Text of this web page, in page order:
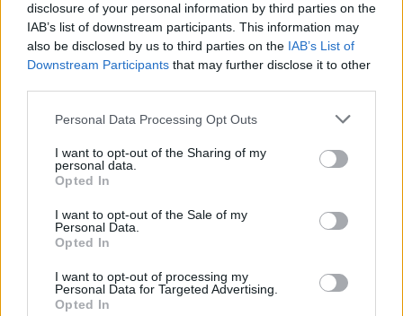
disclosure of your personal information by third parties on the
IAB’s list of downstream participants. This information may
also be disclosed by us to third parties on the IAB’s List of
Downstream Participants that may further disclose it to other
Personal Data Processing Opt Outs
I want to opt-out of the Sharing of my
personal data.
Opted In
I want to opt-out of the Sale of my
Personal Data.
Opted In
I want to opt-out of processing my
Personal Data for Targeted Advertising.
Opted In
menkiau. Anksčiau buvo siūloma tikrintis
bent kartą per metus, dabar – tik kas dvejus,
penkerius. Tai – valstybės nugaros atsukimas
prostatos vėžiu draugijos pirmininkas.
Anot jo, draugijai priklauso įvairaus amžiaus
vyrai, išbandę pačius įvairiausius gydymo
būdus, žinantys, kaip sunku yra sirgti be
deramos moralinės ir finansinės paramos.